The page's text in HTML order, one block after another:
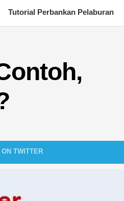
Tutorial Perbankan Pelaburan
ON TWITTER